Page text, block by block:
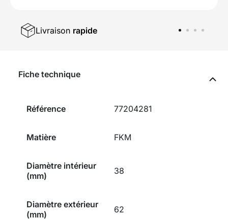
Livraison rapide
Fiche technique
Référence 77204281
Matière FKM
Diamètre intérieur
(mm)
38
Diamètre extérieur
(mm)
62